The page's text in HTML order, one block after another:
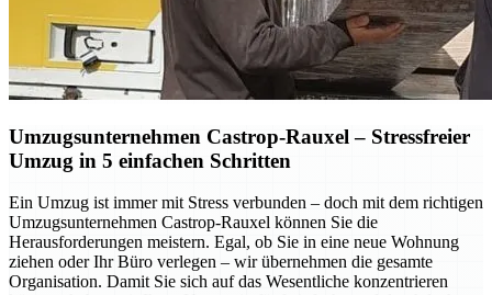
Umzugsunternehmen Castrop-Rauxel – Stressfreier
Umzug in 5 einfachen Schritten
Ein Umzug ist immer mit Stress verbunden – doch mit dem richtigen
Umzugsunternehmen Castrop-Rauxel können Sie die
Herausforderungen meistern. Egal, ob Sie in eine neue Wohnung
ziehen oder Ihr Büro verlegen – wir übernehmen die gesamte
Organisation. Damit Sie sich auf das Wesentliche konzentrieren